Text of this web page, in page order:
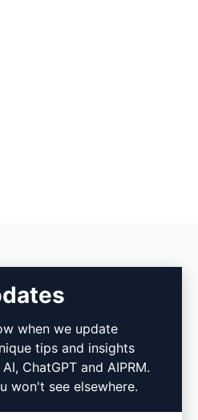
Hoe installeren
Google Chrome (en)
Microsoft Edge (en)
when we update
tips and insights
ChatGPT and AIPRM.
won't see elsewhere.